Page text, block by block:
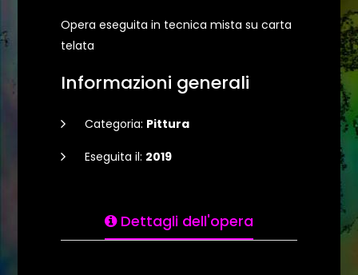
Opera eseguita in tecnica mista su carta
telata
Informazioni generali
Categoria: Pittura
Eseguita il: 2019
Dettagli dell'opera